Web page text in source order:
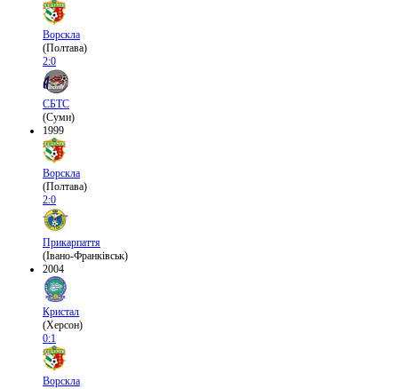
Ворскла
(Полтава)
2:0
СБТС
(Суми)
1999
Ворскла
(Полтава)
2:0
Прикарпаття
(Івано-Франківськ)
2004
Кристал
(Херсон)
0:1
Ворскла